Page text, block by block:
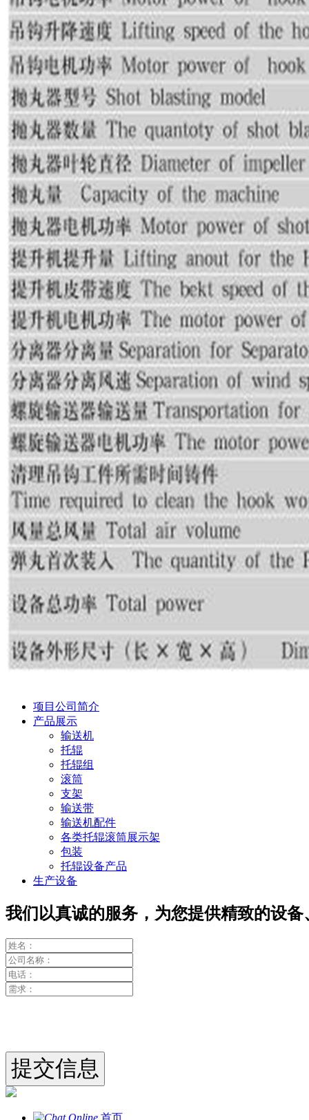
项目公司简介
产品展示
输送机
托辊
托辊组
滚筒
支架
输送带
输送机配件
各类托辊滚筒展示架
包装
托辊设备产品
生产设备
我们以真诚的服务，为您提供精致的设
首页